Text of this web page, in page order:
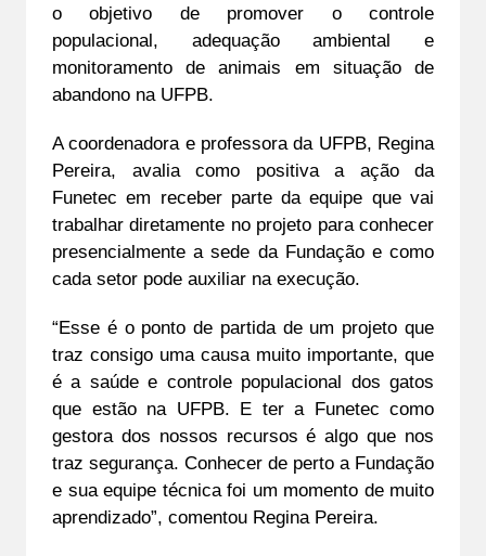
o objetivo de promover o controle
populacional, adequação ambiental e
monitoramento de animais em situação de
abandono na UFPB.
A coordenadora e professora da UFPB, Regina
Pereira, avalia como positiva a ação da
Funetec em receber parte da equipe que vai
trabalhar diretamente no projeto para conhecer
presencialmente a sede da Fundação e como
cada setor pode auxiliar na execução.
“Esse é o ponto de partida de um projeto que
traz consigo uma causa muito importante, que
é a saúde e controle populacional dos gatos
que estão na UFPB. E ter a Funetec como
gestora dos nossos recursos é algo que nos
traz segurança. Conhecer de perto a Fundação
e sua equipe técnica foi um momento de muito
aprendizado”, comentou Regina Pereira.